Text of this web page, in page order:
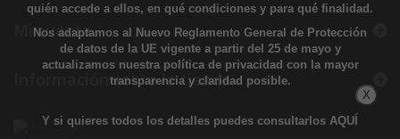
Mi cuenta
Información sobre la tienda
quién accede a ellos, en qué condiciones y para qué finalidad.
Nos adaptamos al Nuevo Reglamento General de Protección
de datos de la UE vigente a partir del 25 de mayo y
actualizamos nuestra política de privacidad con la mayor
transparencia y claridad posible.
Y si quieres todos los detalles puedes consultarlos AQUÍ
X